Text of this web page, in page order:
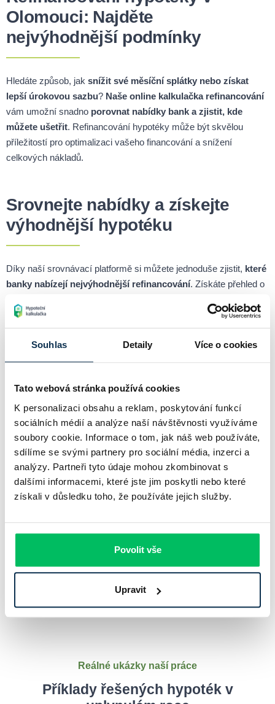
Souhlas Detaily Více o cookies
Tato webová stránka používá cookies
K personalizaci obsahu a reklam, poskytování funkcí
sociálních médií a analýze naší návštěvnosti využíváme
soubory cookie. Informace o tom, jak náš web používáte,
sdílíme se svými partnery pro sociální média, inzerci a
analýzy. Partneři tyto údaje mohou zkombinovat s
dalšími informacemi, které jste jim poskytli nebo které
získali v důsledku toho, že používáte jejich služby.
Povolit vše
Upravit
Olomouci: Najděte
nejvýhodnější podmínky
Hledáte způsob, jak snížit své měsíční splátky nebo získat
lepší úrokovou sazbu? Naše online kalkulačka refinancování
vám umožní snadno porovnat nabídky bank a zjistit, kde
můžete ušetřit. Refinancování hypotéky může být skvělou
příležitostí pro optimalizaci vašeho financování a snížení
celkových nákladů.
Srovnejte nabídky a získejte
výhodnější hypotéku
Díky naší srovnávací platformě si můžete jednoduše zjistit, které
banky nabízejí nejvýhodnější refinancování. Získáte přehled o
financování, které vám pomohou dosáhnout co nejlepší nabídky.
Refinancování hypoték dostupné
po celé ČR
Neomezujte se pouze na Olomouc –srovnejte refinancování
hypoték v dalších městech a regionech. Prozkoumejte
možnosti například vČeských Budějovicích ,Pardubicích,
SeveročeskémneboZápadočeském krajia zajistěte si
nejvýhodnější podmínky pro své bydlení.
Máte specifický požadavek?
Naši hypoteční specialisté vždy dokáží najít
vhodné řešení šité na míru přímo vám.
Kontaktovat poradce
Reálné ukázky naší práce
Příklady řešených hypoték v